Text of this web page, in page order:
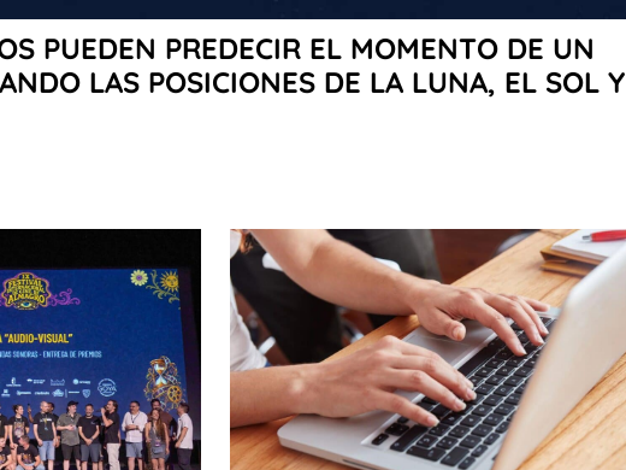
PUEDEN PREDECIR EL MOMENTO DE UN
LAS POSICIONES DE LA LUNA, EL SOL Y